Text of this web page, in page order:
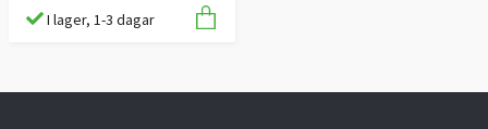
I lager, 1-3 dagar